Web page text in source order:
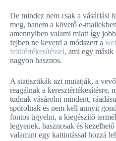
De mindez nem csak a vásárlási
meg, hanem a követő e-
amennyiben valami miatt így
fejben ne keverd a módszert a
felülértékesítéssel, ami egy másik
nagyon hasznos.
A statisztikák azt mutatják, a
reagálnak a keresztértékesítésre,
tudnak vásárolni mindent,
spórolnak és nem kell annyit
fontos ügyelni, a kiegészítő
legyenek, hasznosak és
valamint egy kattintással hozzá